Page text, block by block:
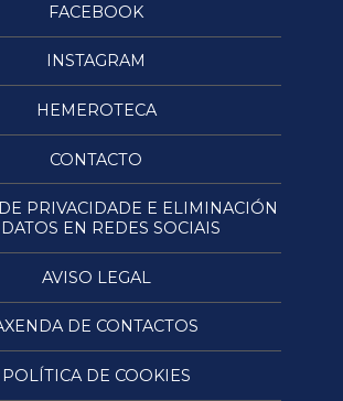
FACEBOOK
INSTAGRAM
HEMEROTECA
CONTACTO
PRIVACIDADE E ELIMINACIÓN
EN REDES SOCIAIS
AVISO LEGAL
DE CONTACTOS
POLÍTICA DE COOKIES